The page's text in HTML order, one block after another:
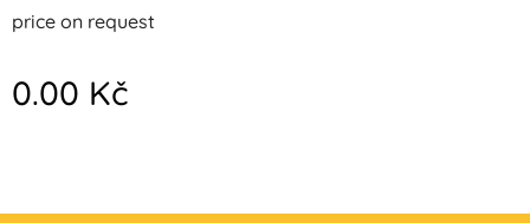
price on request
0.00 Kč